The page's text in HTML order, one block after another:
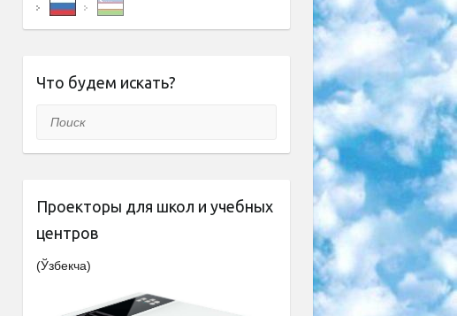
Что будем искать?
Поиск
Проекторы для школ и учебных
центров
(Ўзбекча)